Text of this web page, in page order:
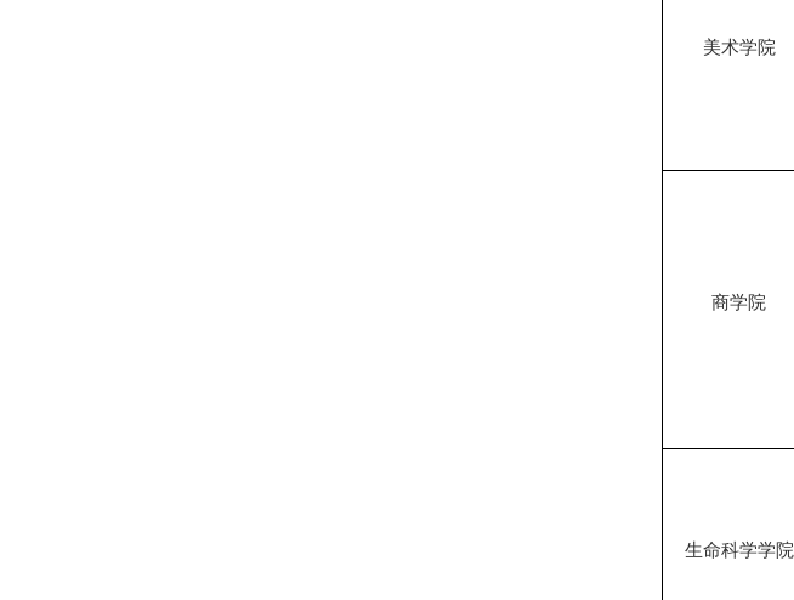
美术学院
商学院
生命科学学院